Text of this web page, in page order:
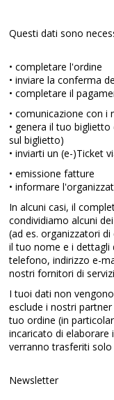
Questi dati sono
• completare l'ordine
• inviare la conferma
• completare il
• comunicazione con i
• genera il tuo
sul biglietto)
• inviarti un (e-)Ticket
• emissione fatture
• informare
In alcuni casi, il
condividiamo alcuni
(ad es. organizzatori
il tuo nome e i dettagli
telefono, indirizzo e-
nostri fornitori di
I tuoi dati non
esclude i nostri
tuo ordine (in
incaricato di elaborare
verranno trasferiti
Newsletter